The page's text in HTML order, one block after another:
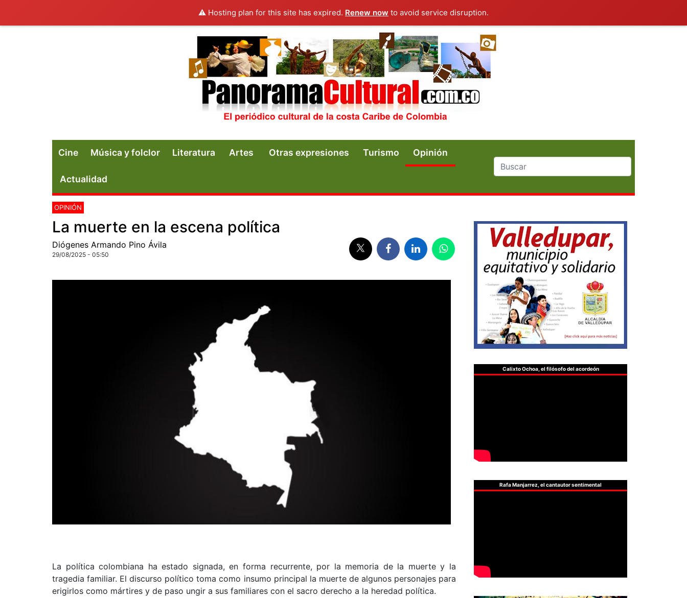
⚠️ Hosting plan for this site has expired. Renew now to avoid service disruption.
Cine Música y folclor Literatura Artes Otras expresiones Turismo Opinión
Actualidad
OPINIÓN
La muerte en la escena política
Diógenes Armando Pino Ávila
29/08/2025 - 05:50
La política colombiana ha estado signada, en forma recurrente, por la memoria de la muerte y la
tragedia familiar. El discurso político toma como insumo principal la muerte de algunos personajes para
erigirlos como mártires y de paso ungir a sus familiares con el sacro derecho a la heredad política.
Calixto Ochoa, el filósofo del acordeón
Rafa Manjarrez, el cantautor sentimental